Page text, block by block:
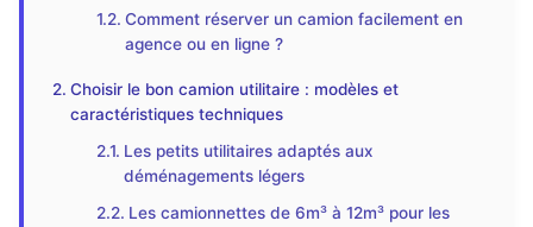
Comment réserver un camion facilement en
agence ou en ligne ?
Choisir le bon camion utilitaire : modèles et
caractéristiques techniques
Les petits utilitaires adaptés aux
déménagements légers
Les camionnettes de 6m³ à 12m³ pour les